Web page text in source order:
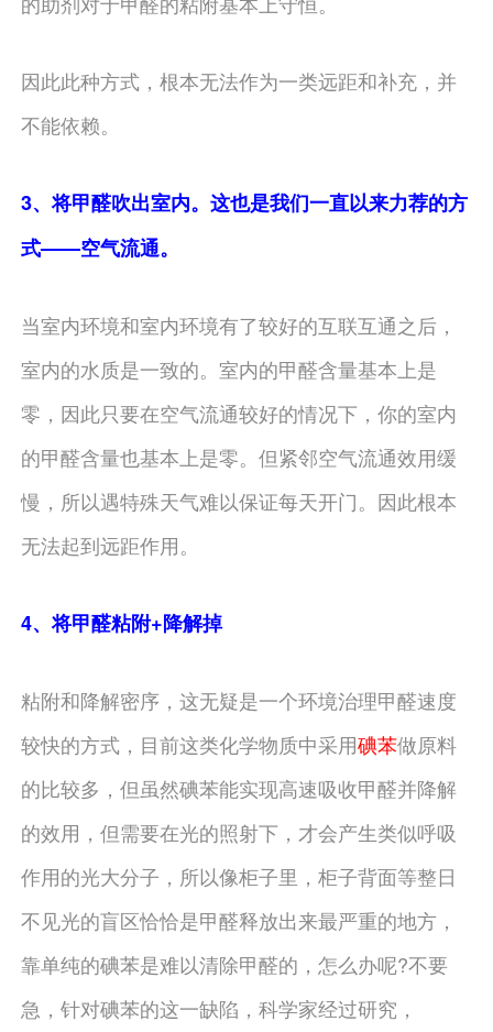
因此此种方式，根本无法作为一类远距和补充，并
不能依赖。
3、将甲醛吹出室内。这也是我们一直以来力荐的方
式——空气流通。
当室内环境和室内环境有了较好的互联互通之后，
室内的水质是一致的。室内的甲醛含量基本上是
零，因此只要在空气流通较好的情况下，你的室内
的甲醛含量也基本上是零。但紧邻空气流通效用缓
慢，所以遇特殊天气难以保证每天开门。因此根本
无法起到远距作用。
4、将甲醛粘附+降解掉
粘附和降解密序，这无疑是一个环境治理甲醛速度
较快的方式，目前这类化学物质中采用碘苯做原料
的比较多，但虽然碘苯能实现高速吸收甲醛并降解
的效用，但需要在光的照射下，才会产生类似呼吸
作用的光大分子，所以像柜子里，柜子背面等整日
不见光的盲区恰恰是甲醛释放出来最严重的地方，
靠单纯的碘苯是难以清除甲醛的，怎么办呢?不要
急，针对碘苯的这一缺陷，科学家经过研究，